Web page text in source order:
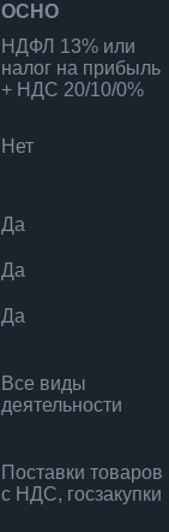
ОСНО
НДФЛ 13% или
налог на прибыль
+ НДС 20/10/0%
Нет
Да
Да
Да
Все виды
деятельности
Поставки товаров
с НДС, госзакупки